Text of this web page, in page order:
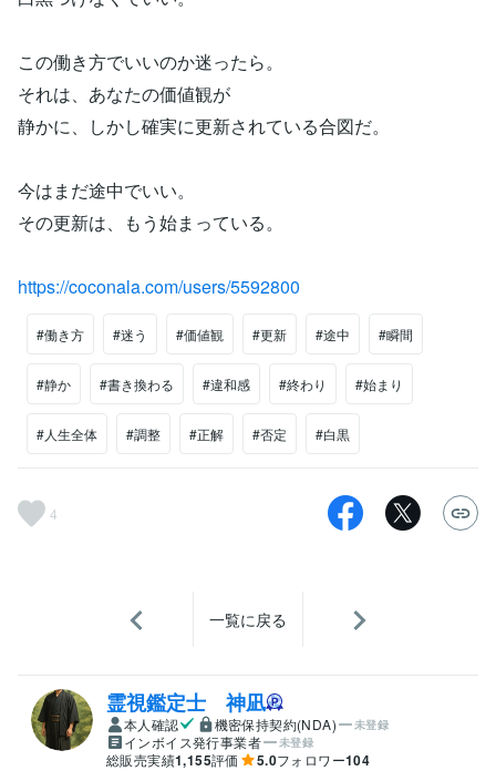
この働き方でいいのか迷ったら。
それは、あなたの価値観が
静かに、しかし確実に更新されている合図だ。
今はまだ途中でいい。
その更新は、もう始まっている。
https://coconala.com/users/5592800
#働き方 #迷う #価値観 #更新 #途中 #瞬間
#静か #書き換わる #違和感 #終わり #始まり
#人生全体 #調整 #正解 #否定 #白黒
4
一覧に戻る
霊視鑑定士 神凪
本人確認 機密保持契約(NDA) 未登録
インボイス発行事業者 未登録
総販売実績1,155評価 5.0フォロワー104